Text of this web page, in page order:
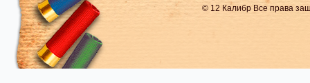
© 12 Калибр Все права